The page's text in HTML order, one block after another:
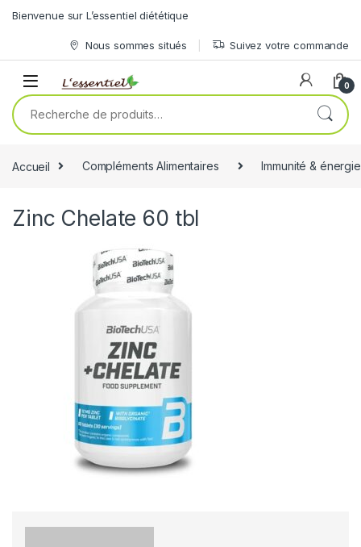
Skip to navigation
Bienvenue sur L’essentiel diététique
Nous sommes situés Suivez votre commande
0
Recherche pour :
Accueil Compléments Alimentaires Immunité & énergie
Zinc Chelate 60 tbl